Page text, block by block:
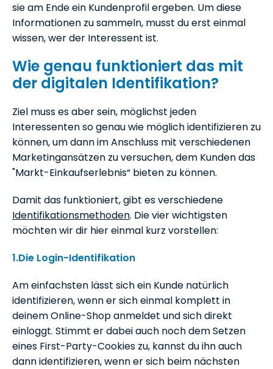
sie am Ende ein Kundenprofil ergeben. Um diese
Informationen zu sammeln, musst du erst einmal
wissen, wer der Interessent ist.
Wie genau funktioniert das mit
der digitalen Identifikation?
Ziel muss es aber sein, möglichst jeden
Interessenten so genau wie möglich identifizieren zu
können, um dann im Anschluss mit verschiedenen
Marketingansätzen zu versuchen, dem Kunden das
"Markt-Einkaufserlebnis“ bieten zu können.
Damit das funktioniert, gibt es verschiedene
Identifikationsmethoden. Die vier wichtigsten
möchten wir dir hier einmal kurz vorstellen:
1.Die Login-Identifikation
Am einfachsten lässt sich ein Kunde natürlich
identifizieren, wenn er sich einmal komplett in
deinem Online-Shop anmeldet und sich direkt
einloggt. Stimmt er dabei auch noch dem Setzen
eines First-Party-Cookies zu, kannst du ihn auch
dann identifizieren, wenn er sich beim nächsten